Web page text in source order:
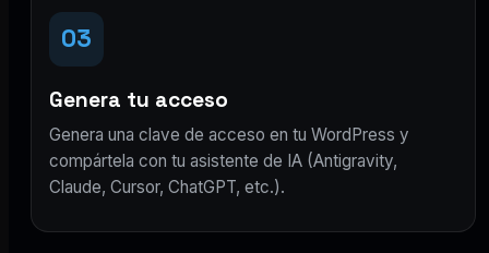
03
Genera tu acceso
Genera una clave de acceso en tu WordPress y
compártela con tu asistente de IA (Antigravity,
Claude, Cursor, ChatGPT, etc.).